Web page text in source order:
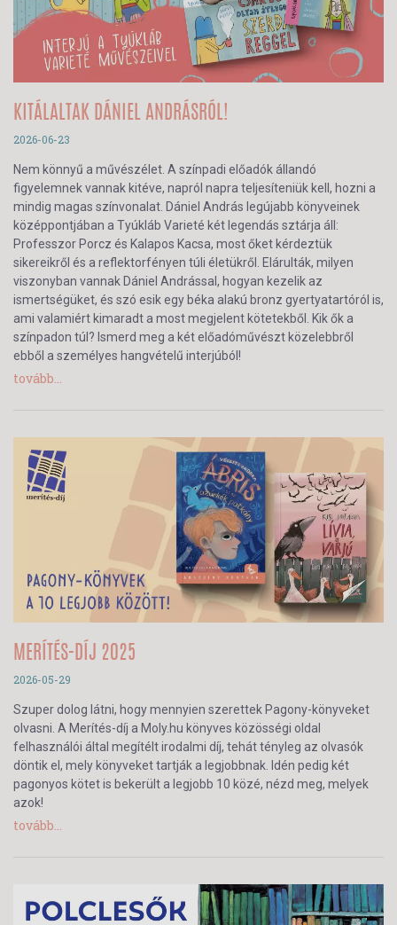
KITÁLALTAK DÁNIEL ANDRÁSRÓL!
2026-06-23
Nem könnyű a művészélet. A színpadi előadók állandó
figyelemnek vannak kitéve, napról napra teljesíteniük kell, hozni a
mindig magas színvonalat. Dániel András legújabb könyveinek
középpontjában a Tyúkláb Varieté két legendás sztárja áll:
Professzor Porcz és Kalapos Kacsa, most őket kérdeztük
sikereikről és a reflektorfényen túli életükről. Elárulták, milyen
viszonyban vannak Dániel Andrással, hogyan kezelik az
ismertségüket, és szó esik egy béka alakú bronz gyertyatartóról is,
ami valamiért kimaradt a most megjelent kötetekből. Kik ők a
színpadon túl? Ismerd meg a két előadóművészt közelebbről
ebből a személyes hangvételű interjúból!
tovább...
MERÍTÉS-DÍJ 2025
2026-05-29
Szuper dolog látni, hogy mennyien szerettek Pagony-könyveket
olvasni. A Merítés-díj a Moly.hu könyves közösségi oldal
felhasználói által megítélt irodalmi díj, tehát tényleg az olvasók
döntik el, mely könyveket tartják a legjobbnak. Idén pedig két
pagonyos kötet is bekerült a legjobb 10 közé, nézd meg, melyek
azok!
tovább...